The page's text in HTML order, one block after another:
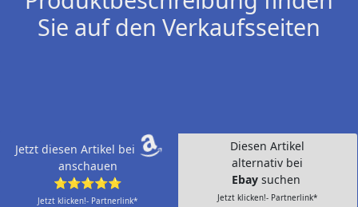
Sie auf den Verkaufsseiten
Jetzt diesen Artikel bei
anschauen
⭐⭐⭐⭐⭐
Jetzt klicken!- Partnerlink*
Diesen Artikel
alternativ bei
Ebay suchen
Jetzt klicken!- Partnerlink*